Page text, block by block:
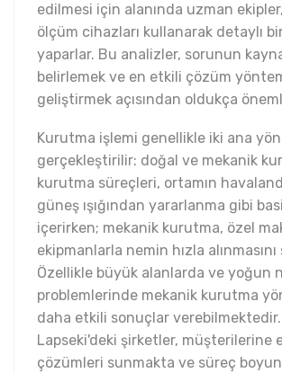
edilmesi için alanında uzman
ölçüm cihazları kullanarak detaylı
yaparlar. Bu analizler, sorunun
belirlemek ve en etkili çözüm
geliştirmek açısından oldukça
Kurutma işlemi genellikle iki ana
gerçekleştirilir: doğal ve mekanik
kurutma süreçleri, ortamın
güneş ışığından yararlanma gibi
içerirken; mekanik kurutma, özel
ekipmanlarla nemin hızla alınmasını
Özellikle büyük alanlarda ve yoğun
problemlerinde mekanik kurutma
daha etkili sonuçlar
Lapseki'deki şirketler, müşterilerine
çözümleri sunmakta ve süreç